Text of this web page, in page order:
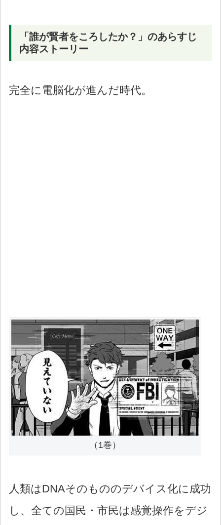
「誰が賢者をころしたか？」のあらすじ
内容ストーリー
完全に電脳化が進んだ時代。
（1巻）
人類はDNAそのもののデバイス化に成功
し、全ての国民・市民は感覚操作をデジ